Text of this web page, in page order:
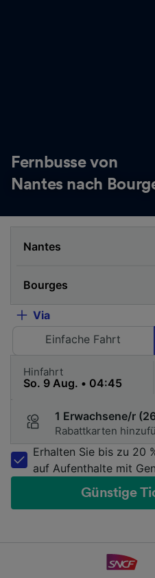
Fernbusse von
Nantes nach
Via
Einfache Fahrt
Hinfahrt
1 Erwachsene/r
Rabattkarten
Erhalten Sie bis zu 20
auf Aufenthalte mit
Günstige